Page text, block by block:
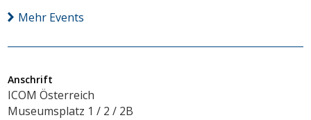
Mehr Events
Anschrift
ICOM Österreich
Museumsplatz 1 / 2 / 2B